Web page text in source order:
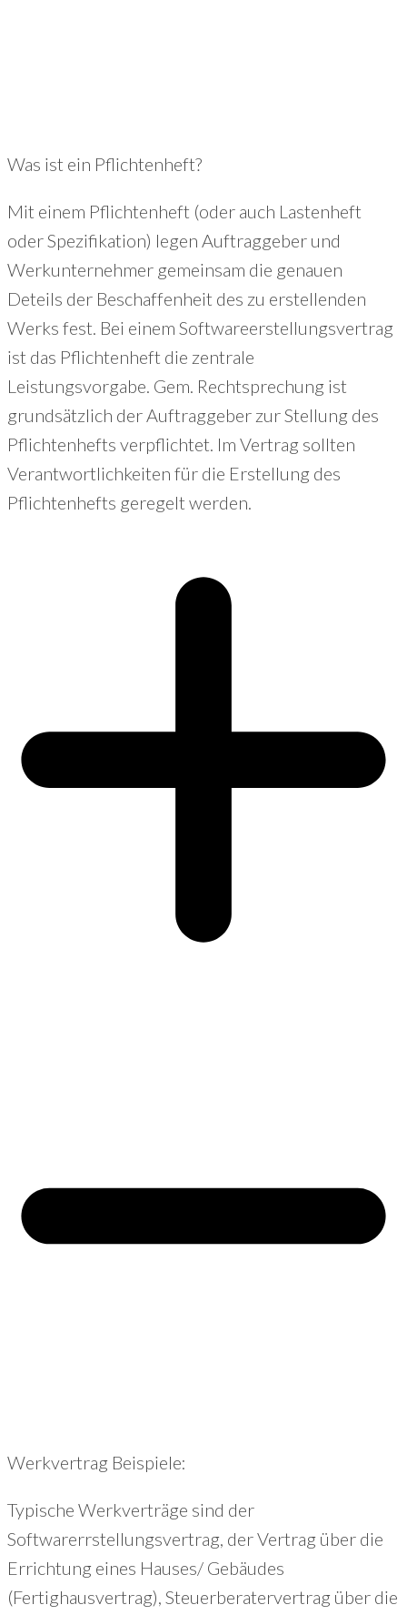
Was ist ein Pflichtenheft?
Mit einem Pflichtenheft (oder auch Lastenheft
oder Spezifikation) legen Auftraggeber und
Werkunternehmer gemeinsam die genauen
Deteils der Beschaffenheit des zu erstellenden
Werks fest. Bei einem Softwareerstellungsvertrag
ist das Pflichtenheft die zentrale
Leistungsvorgabe. Gem. Rechtsprechung ist
grundsätzlich der Auftraggeber zur Stellung des
Pflichtenhefts verpflichtet. Im Vertrag sollten
Verantwortlichkeiten für die Erstellung des
Pflichtenhefts geregelt werden.
Werkvertrag Beispiele:
Typische Werkverträge sind der
Softwarerrstellungsvertrag, der Vertrag über die
Errichtung eines Hauses/ Gebäudes
(Fertighausvertrag), Steuerberatervertrag über die